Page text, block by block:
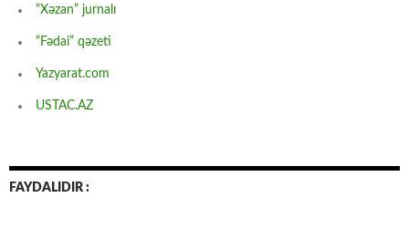
“Xəzan” jurnalı
“Fədai” qəzeti
Yazyarat.com
USTAC.AZ
FAYDALIDIR :